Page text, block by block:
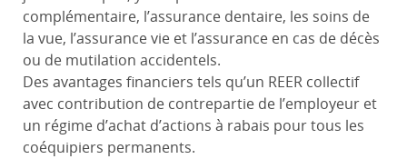
complémentaire, l’assurance dentaire, les soins de
la vue, l’assurance vie et l’assurance en cas de décès
ou de mutilation accidentels.
Des avantages financiers tels qu’un REER collectif
avec contribution de contrepartie de l’employeur et
un régime d’achat d’actions à rabais pour tous les
coéquipiers permanents.